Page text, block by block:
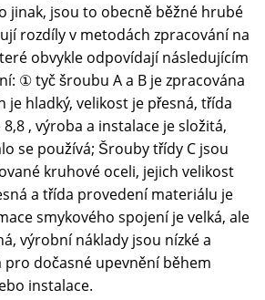
jinak, jsou to obecně běžné hrubé
rozdíly v metodách zpracování na
obvykle odpovídají následujícím
① tyč šroubu A a B je zpracována
hladký, velikost je přesná, třída
, výroba a instalace je složitá,
se používá; Šrouby třídy C jsou
kruhové oceli, jejich velikost
a třída provedení materiálu je
smykového spojení je velká, ale
výrobní náklady jsou nízké a
dočasné upevnění během
instalace.